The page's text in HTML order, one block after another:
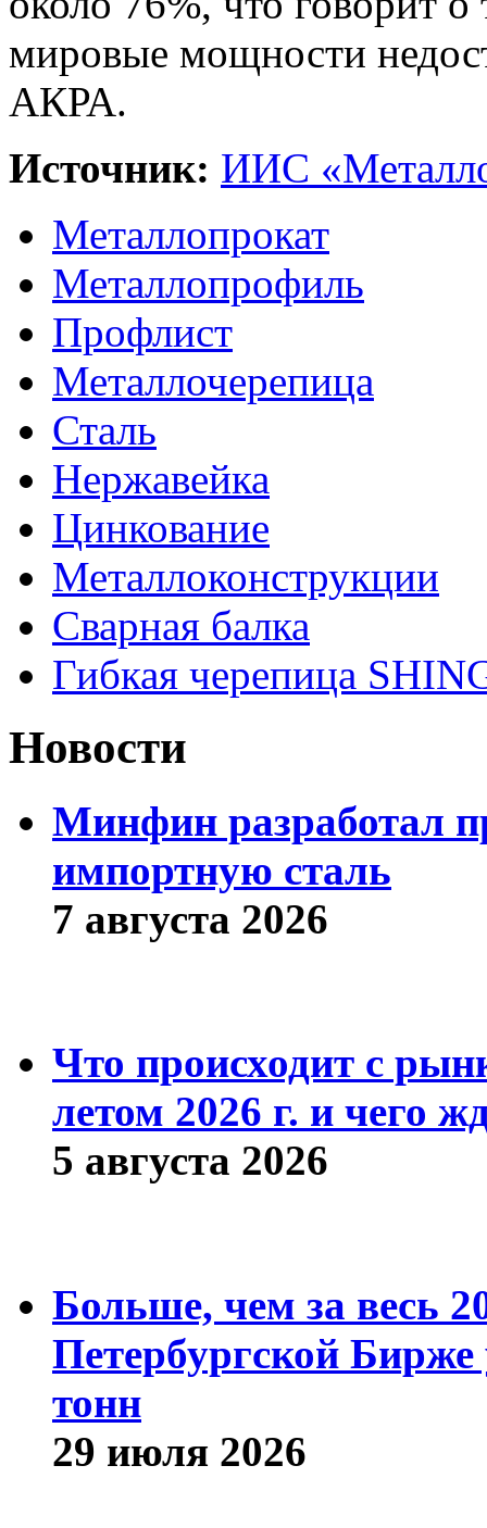
мировые мощности
АКРА.
Источник: ИИС
Металлопрокат
Металлопрофиль
Профлист
Металлочерепица
Сталь
Нержавейка
Цинкование
Металлоконструкции
Сварная балка
Гибкая черепица
Новости
Минфин разработал
импортную сталь
7 августа 2026
Что происходит с
летом 2026 г. и чего
5 августа 2026
Больше, чем за весь
Петербургской
тонн
29 июля 2026